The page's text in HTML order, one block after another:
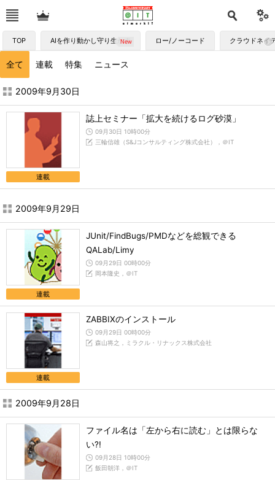
TOP AIを作り動かし守り生かす ロー/ノーコード クラウドネイ
全て 連載 特集 ニュース
2009年9月の記事一覧 - ＠IT
2009年9月30日
連載
誌上セミナー「拡大を続けるログ砂漠」
09月30日 10時00分
三輪信雄（S&Jコンサルティング株式会社），＠IT
2009年9月29日
連載
JUnit/FindBugs/PMDなどを総観できる
QALab/Limy
09月29日 00時00分
岡本隆史，＠IT
連載
ZABBIXのインストール
09月29日 00時00分
森山将之，ミラクル・リナックス株式会社
2009年9月28日
ファイル名は「左から右に読む」とは限らな
い?!
09月28日 10時00分
飯田朝洋，＠IT